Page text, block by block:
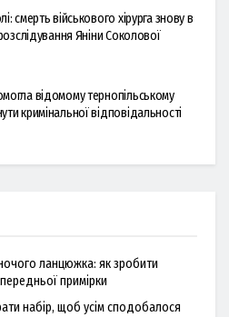
смерть військового хірурга знову в
Яніни Соколової
відомому тернопільському
кримінальної відповідальності
ланцюжка: як зробити
примірки
набір, щоб усім сподобалося